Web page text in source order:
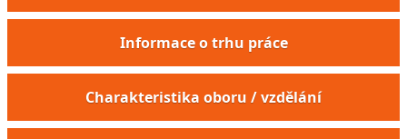
Informace o trhu práce
Charakteristika oboru / vzdělání